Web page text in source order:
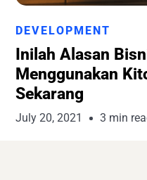
Runchise Team
DEVELOPMENT
Inilah Alasan
Menggunakan
Sekarang
July 20, 2021 3 min